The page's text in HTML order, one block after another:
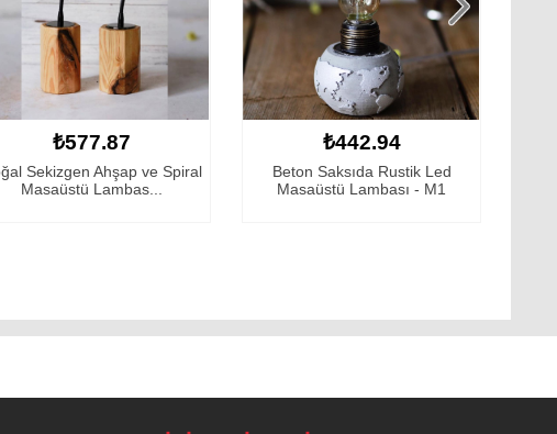
₺442.94
Beton Saksıda Rustik Led
Masaüstü Lambası - M1
₺847.70
Bakır Saksılı Rustik Led Lambalı
Ahşap Kalemli...